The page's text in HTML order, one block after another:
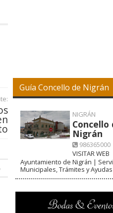
Guía Concello de Nigrán
NIGRÁN
Concello
Nigrán
986365000
VISITAR WEB
Ayuntamiento de Nigrán |
Municipales, Trámites y Ayudas